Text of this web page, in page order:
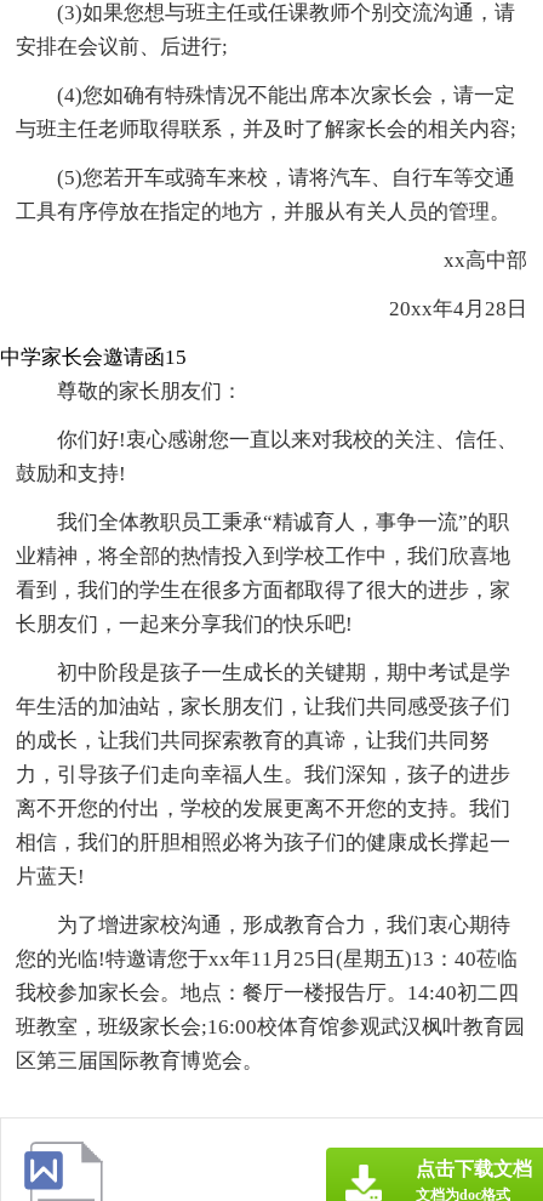
(3)如果您想与班主任或任课教师个别交流沟通，请
安排在会议前、后进行;
(4)您如确有特殊情况不能出席本次家长会，请一定
与班主任老师取得联系，并及时了解家长会的相关内容;
(5)您若开车或骑车来校，请将汽车、自行车等交通
工具有序停放在指定的地方，并服从有关人员的管理。
xx高中部
20xx年4月28日
中学家长会邀请函15
尊敬的家长朋友们：
你们好!衷心感谢您一直以来对我校的关注、信任、
鼓励和支持!
我们全体教职员工秉承“精诚育人，事争一流”的职
业精神，将全部的热情投入到学校工作中，我们欣喜地
看到，我们的学生在很多方面都取得了很大的进步，家
长朋友们，一起来分享我们的快乐吧!
初中阶段是孩子一生成长的关键期，期中考试是学
年生活的加油站，家长朋友们，让我们共同感受孩子们
的成长，让我们共同探索教育的真谛，让我们共同努
力，引导孩子们走向幸福人生。我们深知，孩子的进步
离不开您的付出，学校的发展更离不开您的支持。我们
相信，我们的肝胆相照必将为孩子们的健康成长撑起一
片蓝天!
为了增进家校沟通，形成教育合力，我们衷心期待
您的光临!特邀请您于xx年11月25日(星期五)13：40莅临
我校参加家长会。地点：餐厅一楼报告厅。14:40初二四
班教室，班级家长会;16:00校体育馆参观武汉枫叶教育园
区第三届国际教育博览会。
点击下载文档
文档为doc格式